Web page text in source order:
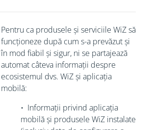
Pentru ca produsele și serviciile WiZ să
funcționeze după cum s-a prevăzut și
în mod fiabil și sigur, ni se partajează
automat câteva informații despre
ecosistemul dvs. WiZ și aplicația
mobilă:
• Informații privind aplicația
mobilă și produsele WiZ instalate